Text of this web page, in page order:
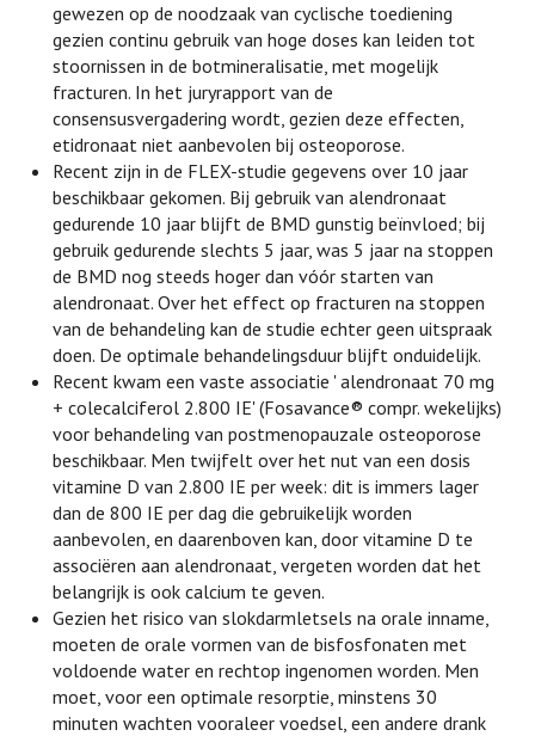
gewezen op de noodzaak van cyclische toediening
gezien continu gebruik van hoge doses kan leiden tot
stoornissen in de botmineralisatie, met mogelijk
fracturen. In het juryrapport van de
consensusvergadering wordt, gezien deze effecten,
etidronaat niet aanbevolen bij osteoporose.
Recent zijn in de FLEX-studie gegevens over 10 jaar
beschikbaar gekomen. Bij gebruik van alendronaat
gedurende 10 jaar blijft de BMD gunstig beïnvloed; bij
gebruik gedurende slechts 5 jaar, was 5 jaar na stoppen
de BMD nog steeds hoger dan vóór starten van
alendronaat. Over het effect op fracturen na stoppen
van de behandeling kan de studie echter geen uitspraak
doen. De optimale behandelingsduur blijft onduidelijk.
Recent kwam een vaste associatie ' alendronaat 70 mg
+ colecalciferol 2.800 IE' (Fosavance® compr. wekelijks)
voor behandeling van postmenopauzale osteoporose
beschikbaar. Men twijfelt over het nut van een dosis
vitamine D van 2.800 IE per week: dit is immers lager
dan de 800 IE per dag die gebruikelijk worden
aanbevolen, en daarenboven kan, door vitamine D te
associëren aan alendronaat, vergeten worden dat het
belangrijk is ook calcium te geven.
Gezien het risico van slokdarmletsels na orale inname,
moeten de orale vormen van de bisfosfonaten met
voldoende water en rechtop ingenomen worden. Men
moet, voor een optimale resorptie, minstens 30
minuten wachten vooraleer voedsel, een andere drank